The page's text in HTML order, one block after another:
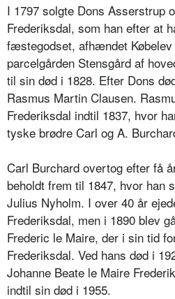
I 1797 solgte Dons Asserstrup
Frederiksdal, som han efter at
fæstegodset, afhændet
parcelgården Stensgård af
til sin død i 1828. Efter Dons
Rasmus Martin Clausen.
Frederiksdal indtil 1837, hvor
tyske brødre Carl og A.
Carl Burchard overtog efter få
beholdt frem til 1847, hvor han
Julius Nyholm. I over 40 år
Frederiksdal, men i 1890 blev
Frederic le Maire, der i sin tid
Frederiksdal. Ved hans død i
Johanne Beate le Maire
indtil sin død i 1955.